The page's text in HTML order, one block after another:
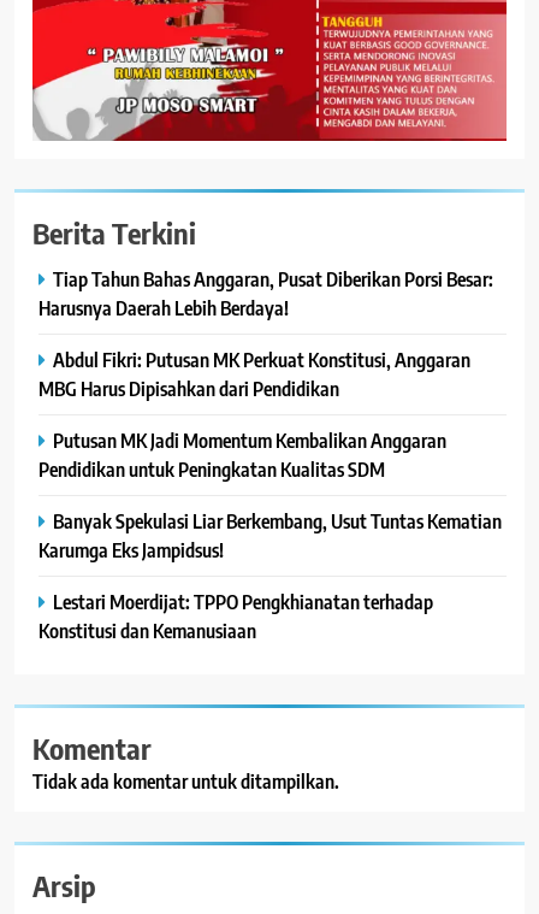
Berita Terkini
Tiap Tahun Bahas Anggaran, Pusat Diberikan Porsi Besar:
Harusnya Daerah Lebih Berdaya!
Abdul Fikri: Putusan MK Perkuat Konstitusi, Anggaran
MBG Harus Dipisahkan dari Pendidikan
Putusan MK Jadi Momentum Kembalikan Anggaran
Pendidikan untuk Peningkatan Kualitas SDM
Banyak Spekulasi Liar Berkembang, Usut Tuntas Kematian
Karumga Eks Jampidsus!
Lestari Moerdijat: TPPO Pengkhianatan terhadap
Konstitusi dan Kemanusiaan
Komentar
Tidak ada komentar untuk ditampilkan.
Arsip